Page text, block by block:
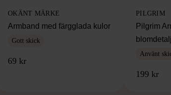
OKÄNT MÄRKE
Armband med färgglada kulor
Gott skick
69 kr
PILGRIM
Pilgrim
Använt
199 kr